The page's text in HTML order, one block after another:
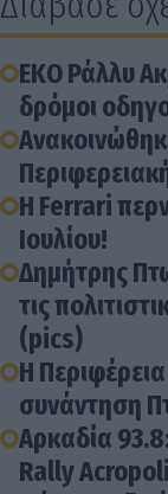
ΕΚΟ Ράλλυ
δρόμοι
Η Ferrari
Ιουλίου!
Δημήτρης
τις
(pics)
Η
συνάντηση
Αρκαδία
Rally